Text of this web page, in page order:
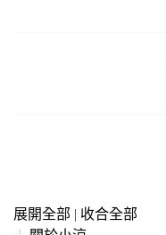
展開全部 | 收合全部